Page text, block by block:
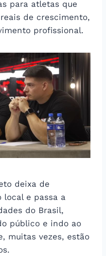
para atletas que
de crescimento,
profissional.
deixa de
e passa a
do Brasil,
público e indo ao
muitas vezes, estão